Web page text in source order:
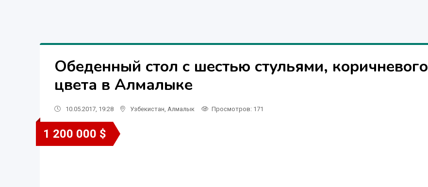
Обеденный стол с шестью стульями, коричневого
цвета в Алмалыке
10.05.2017, 19:28 Узбекистан Алмалык Просмотров: 171
1 200 000 $